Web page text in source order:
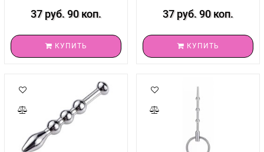
37 руб. 90 коп.
КУПИТЬ
37 руб. 90 коп.
КУПИТЬ